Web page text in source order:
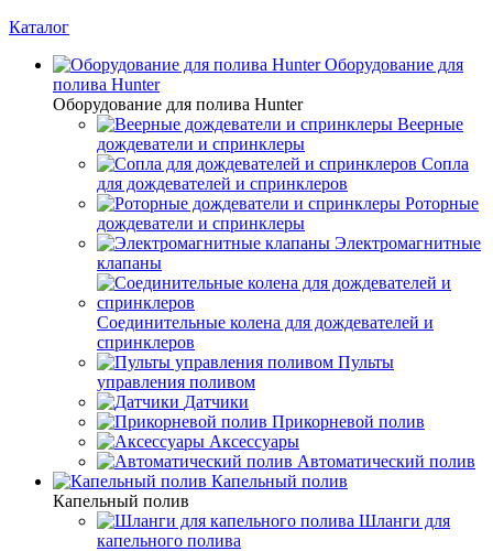
Каталог
Оборудование для
полива Hunter
Оборудование для полива Hunter
Веерные
дождеватели и спринклеры
Сопла
для дождевателей и спринклеров
Роторные
дождеватели и спринклеры
Электромагнитные
клапаны
Соединительные колена для дождевателей и
спринклеров
Пульты
управления поливом
Датчики
Прикорневой полив
Аксессуары
Автоматический полив
Капельный полив
Капельный полив
Шланги для
капельного полива